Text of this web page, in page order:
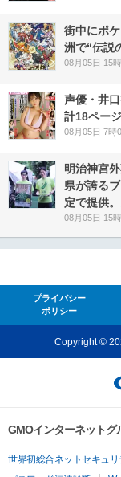
街中にポ
洲で“伝説
08月05日 15
声優・井
計18ペー
08月05日 7時
明治神宮
県が誇る
定で提供
08月05日 15
プライバシー
ポリシー
Copyright ©
GMOインターネットグ
世界初総合ネットセキュリ